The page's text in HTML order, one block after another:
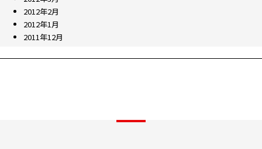
2012年2月
2012年1月
2011年12月